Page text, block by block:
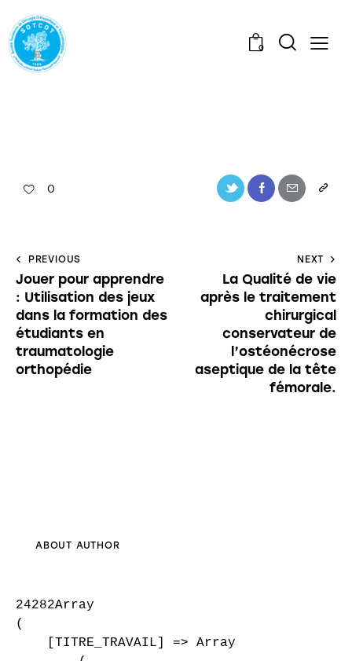
0
0
PREVIOUS
Jouer pour apprendre
: Utilisation des jeux
dans la formation des
étudiants en
traumatologie
orthopédie
NEXT
La Qualité de vie
après le traitement
chirurgical
conservateur de
l’ostéonécrose
aseptique de la tête
fémorale.
ABOUT AUTHOR
24282Array
(
    [TITRE_TRAVAIL] => Array